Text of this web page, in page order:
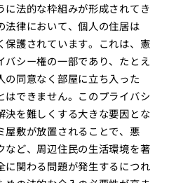
法的な枠組みが形成されてき
法律において、個人の住居は
保護されています。これは、憲
シー権の一部であり、たとえ
同意なく部屋に立ち入った
はできません。このプライバシ
決を難しくする大きな要因とな
屋敷が放置されることで、悪
など、周辺住民の生活環境を著
に関わる問題が発生するにつれ